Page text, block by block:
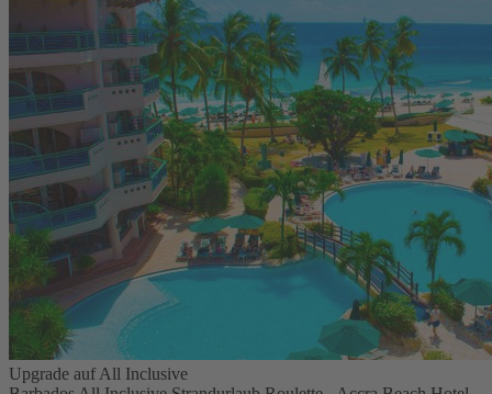
Upgrade auf All Inclusive